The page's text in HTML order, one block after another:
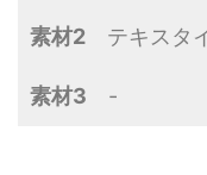
素材2 テキスタ
素材3 -